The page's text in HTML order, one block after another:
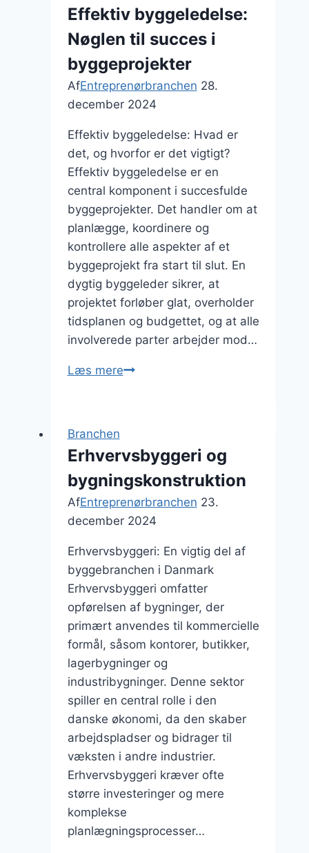
Effektiv byggeledelse:
Nøglen til succes i
byggeprojekter
AfEntreprenørbranchen 28.
december 2024
Effektiv byggeledelse: Hvad er
det, og hvorfor er det vigtigt?
Effektiv byggeledelse er en
central komponent i succesfulde
byggeprojekter. Det handler om at
planlægge, koordinere og
kontrollere alle aspekter af et
byggeprojekt fra start til slut. En
dygtig byggeleder sikrer, at
projektet forløber glat, overholder
tidsplanen og budgettet, og at alle
involverede parter arbejder mod…
Læs mereEffektiv
i
byggeprojekter
Branchen
Erhvervsbyggeri og
bygningskonstruktion
AfEntreprenørbranchen 23.
december 2024
Erhvervsbyggeri: En vigtig del af
byggebranchen i Danmark
Erhvervsbyggeri omfatter
opførelsen af bygninger, der
primært anvendes til kommercielle
formål, såsom kontorer, butikker,
lagerbygninger og
industribygninger. Denne sektor
spiller en central rolle i den
danske økonomi, da den skaber
arbejdspladser og bidrager til
væksten i andre industrier.
Erhvervsbyggeri kræver ofte
større investeringer og mere
komplekse
planlægningsprocesser…